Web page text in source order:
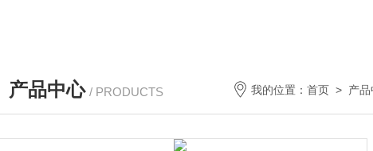
产品中心 / PRODUCTS 我的位置： 首页 > 产